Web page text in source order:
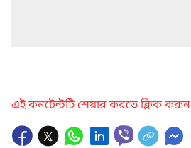
এই কনটেন্টটি শেয়ার করতে ক্লিক করুন